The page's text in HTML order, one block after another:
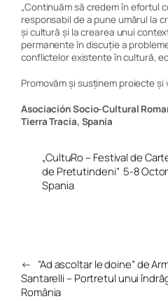
„Continuăm să credem în efortul
responsabil de a pune umărul la
și cultură și la crearea unui
permanente în discuție a
conflictelor existente în cultură,
Promovăm și susținem proiecte și
Asociación Socio-Cultural
Tierra Tracia, Spania
„CultuRo – Festival de
de Pretutindeni” 5-8
Spania
← ”Ad ascoltar le doine” de
Santarelli – Portretul unui
România